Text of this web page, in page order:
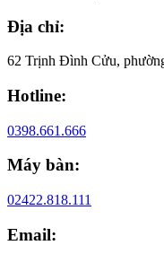
Địa chỉ:
62 Trịnh Đình Cửu,
Hotline:
0398.661.666
Máy bàn:
02422.818.111
Email: